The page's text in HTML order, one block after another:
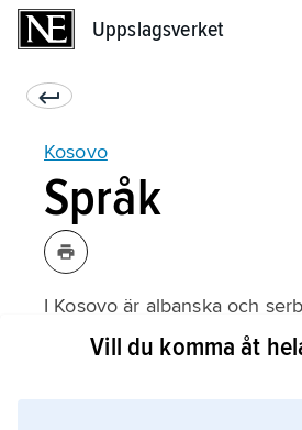
Uppslagsverket
Kosovo
Språk
I Kosovo är albanska och
språk. Serbiska används
Vill du komma åt